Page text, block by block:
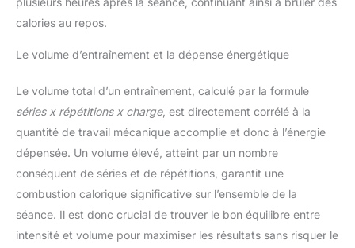
calories au repos.
Le volume d’entraînement et la dépense énergétique
Le volume total d’un entraînement, calculé par la formule
séries x répétitions x charge, est directement corrélé à la
quantité de travail mécanique accomplie et donc à l’énergie
dépensée. Un volume élevé, atteint par un nombre
conséquent de séries et de répétitions, garantit une
combustion calorique significative sur l’ensemble de la
séance. Il est donc crucial de trouver le bon équilibre entre
intensité et volume pour maximiser les résultats sans risquer le